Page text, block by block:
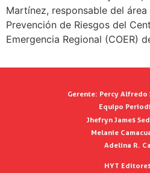
Martínez, responsable del
Prevención de Riesgos del
Emergencia Regional (COER)
Gerente: Percy Alfredo
Equipo
Jhefryn James
Melanie
Adelina R.
HYT